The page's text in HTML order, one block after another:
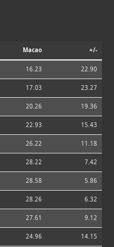
Macao +/-
16.23 22.90
17.03 23.27
20.26 19.36
22.93 15.43
26.22 11.18
28.22 7.42
28.58 5.86
28.26 6.32
27.61 9.12
24.96 14.15